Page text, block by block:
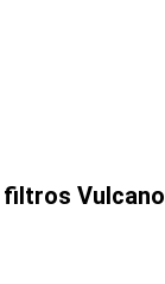
Vulcano